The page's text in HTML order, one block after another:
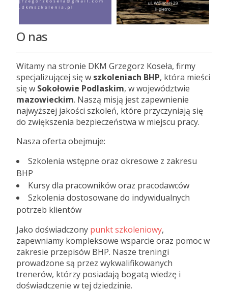
O nas
Witamy na stronie DKM Grzegorz Koseła, firmy
specjalizującej się w szkoleniach BHP, która mieści
się w Sokołowie Podlaskim, w województwie
mazowieckim. Naszą misją jest zapewnienie
najwyższej jakości szkoleń, które przyczyniają się
do zwiększenia bezpieczeństwa w miejscu pracy.
Nasza oferta obejmuje:
Szkolenia wstępne oraz okresowe z zakresu
BHP
Kursy dla pracowników oraz pracodawców
Szkolenia dostosowane do indywidualnych
potrzeb klientów
Jako doświadczony punkt szkoleniowy,
zapewniamy kompleksowe wsparcie oraz pomoc w
zakresie przepisów BHP. Nasze treningi
prowadzone są przez wykwalifikowanych
trenerów, którzy posiadają bogatą wiedzę i
doświadczenie w tej dziedzinie.